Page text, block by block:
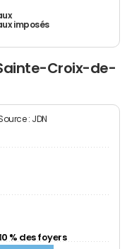
imposés
Croix-de-
: JDN
% des foyers